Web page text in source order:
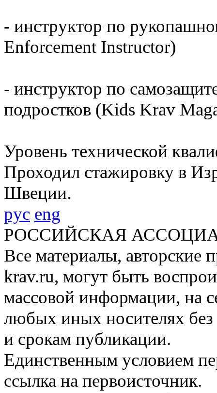
- инструктор по
Enforcement Instructor)
- инструктор по
подростков (Kids Krav
Уровень технической
Проходил стажировку в
Швеции.
рус eng
РОССИЙСКАЯ
Все материалы, авторские
krav.ru, могут быть
массовой информации, на
любых иных носителях
и срокам публикации.
Единственным условием
ссылка на первоисточник.